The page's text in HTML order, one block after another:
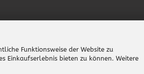
Funktionsweise der Website zu
Einkaufserlebnis bieten zu können. Weitere
mit Gambio.de © 2026